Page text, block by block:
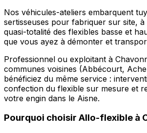
Nos véhicules-ateliers embarquent
sertisseuses pour fabriquer sur site,
quasi-totalité des flexibles basse et
que vous ayez à démonter et
Professionnel ou exploitant à
communes voisines (Abbécourt,
bénéficiez du même service :
confection du flexible sur mesure et
votre engin dans le Aisne.
Pourquoi choisir Allo-flexible à